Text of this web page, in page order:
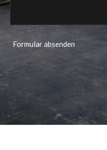
Formular absenden